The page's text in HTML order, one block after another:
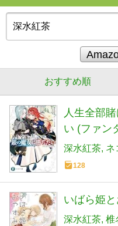
おすすめ順
人生全部
い (ファン
深水紅茶 ネ
128
いばら姫
深水紅茶 椎